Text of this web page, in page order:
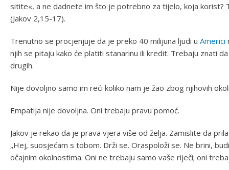
sitite«, a ne dadnete im što je potrebno za tijelo, koja korist?
(Jakov 2,15-17).
Trenutno se procjenjuje da je preko 40 milijuna ljudi u Americi
njih se pitaju kako će platiti stanarinu ili kredit. Trebaju znati
drugih.
Nije dovoljno samo im reći koliko nam je žao zbog njihovih
Empatija nije dovoljna. Oni trebaju pravu pomoć.
Jakov je rekao da je prava vjera više od želja. Zamislite da
„Hej, suosjećam s tobom. Drži se. Oraspoloži se. Ne brini,
očajnim okolnostima. Oni ne trebaju samo vaše riječi; oni